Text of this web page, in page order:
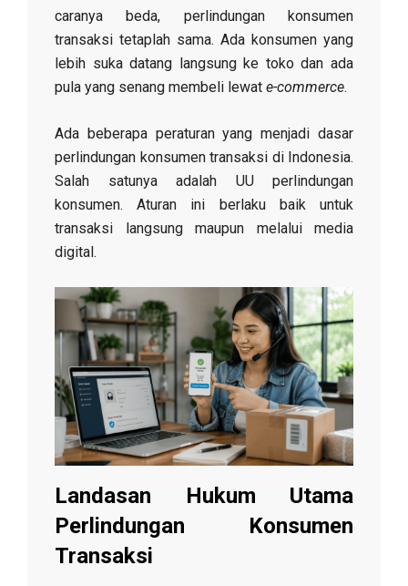
m
caranya beda, perlindungan konsumen
transaksi tetaplah sama. Ada konsumen yang
lebih suka datang langsung ke toko dan ada
pula yang senang membeli lewat e-commerce.
Ada beberapa peraturan yang menjadi dasar
perlindungan konsumen transaksi di Indonesia.
Salah satunya adalah UU perlindungan
konsumen. Aturan ini berlaku baik untuk
transaksi langsung maupun melalui media
digital.
Landasan Hukum Utama
Perlindungan Konsumen
Transaksi